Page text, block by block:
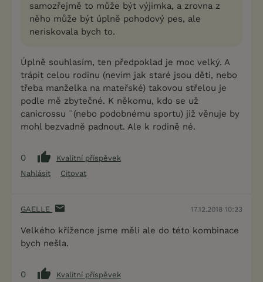
samozřejmě to může být výjimka, a zrovna z
něho může být úplně pohodový pes, ale
neriskovala bych to.
Úplně souhlasím, ten předpoklad je moc velký. A
trápit celou rodinu (nevím jak staré jsou děti, nebo
třeba manželka na mateřské) takovou střelou je
podle mě zbytečné. K někomu, kdo se už
canicrossu ¨(nebo podobnému sportu) již věnuje by
mohl bezvadně padnout. Ale k rodině né.
0
Kvalitní příspěvek
Nahlásit
Citovat
GAELLE 17.12.2018 10:23
Velkého křížence jsme měli ale do této kombinace
bych nešla.
0
Kvalitní příspěvek